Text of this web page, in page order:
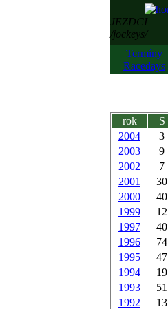
JEZDCI
/jockeys/
Termíny
Racedays
rok S
2004
3
2003
9
2002
7
2001
30
2000
40
1999
12
1997
40
1996
74
1995
47
1994
19
1993
51
1992
13